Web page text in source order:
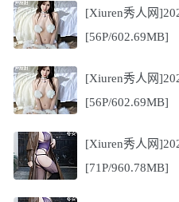
[Xiuren秀人网
[56P/602.69MB]
[Xiuren秀人网
[56P/602.69MB]
[Xiuren秀人网
[71P/960.78MB]